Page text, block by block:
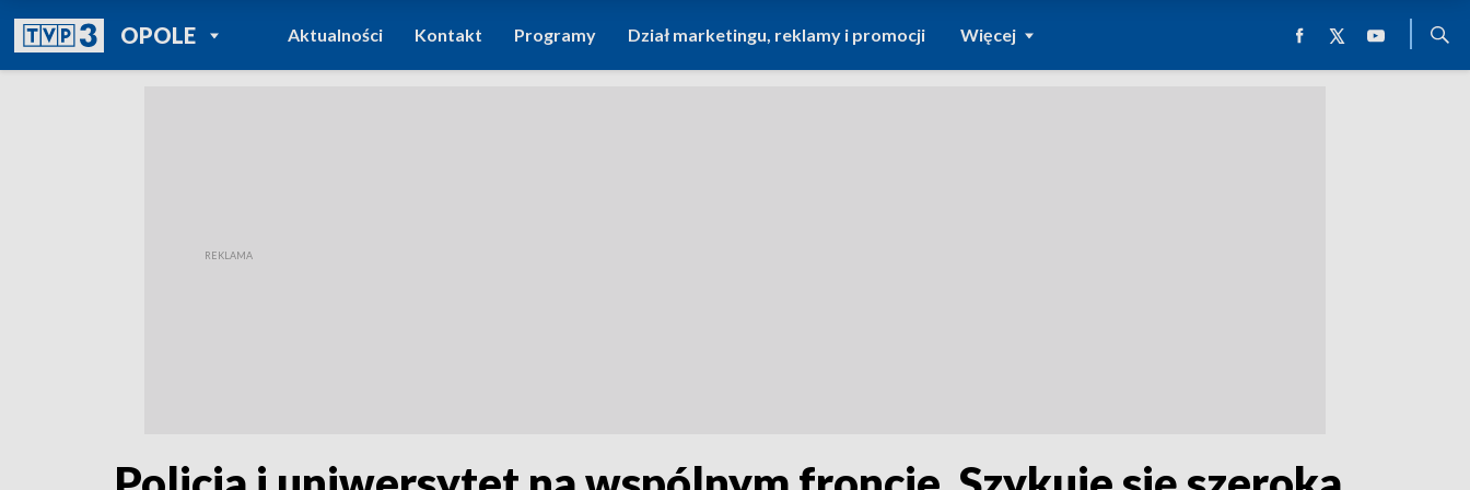
OPOLEPOWRÓT DO
TVP REGIONY
Aktualności Kontakt Programy Dział marketingu, reklamy i promocji Więcej